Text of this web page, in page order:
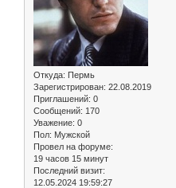
Откуда: Пермь
Зарегистрирован: 22.08.2019
Приглашений: 0
Сообщений: 170
Уважение: 0
Пол: Мужской
Провел на форуме:
19 часов 15 минут
Последний визит:
12.05.2024 19:59:27